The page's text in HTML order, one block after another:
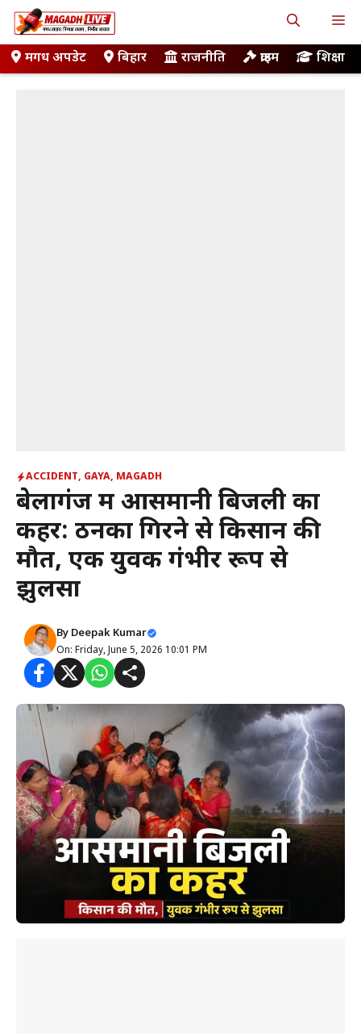
Skip
to
contentमगध अपडेट बिहार राजनीति क्राइम शिक्षा
ACCIDENT, GAYA, MAGADH
बेलागंज में आसमानी बिजली का
कहर: ठनका गिरने से किसान की
मौत, एक युवक गंभीर रूप से
झुलसा
By Deepak Kumar
On: Friday, June 5, 2026 10:01 PM